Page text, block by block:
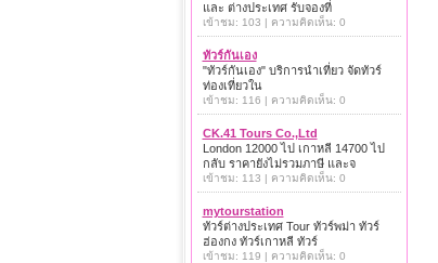
และ ต่างประเทศ รับจองที่
เข้าชม: 103 | ความคิดเห็น: 0
ทัวร์กันเอง
"ทัวร์กันเอง" บริการนำเที่ยว จัดทัวร์
ท่องเที่ยวใน
เข้าชม: 116 | ความคิดเห็น: 0
CK.41 Tours Co.,Ltd
London 12000 ไป เกาหลี 14700 ไป
กลับ ราคายังไม่รวมภาษี และจ
เข้าชม: 113 | ความคิดเห็น: 0
mytourstation
ทัวร์ต่างประเทศ Tour ทัวร์พม่า ทัวร์
ฮ่องกง ทัวร์เกาหลี ทัวร์
เข้าชม: 119 | ความคิดเห็น: 0